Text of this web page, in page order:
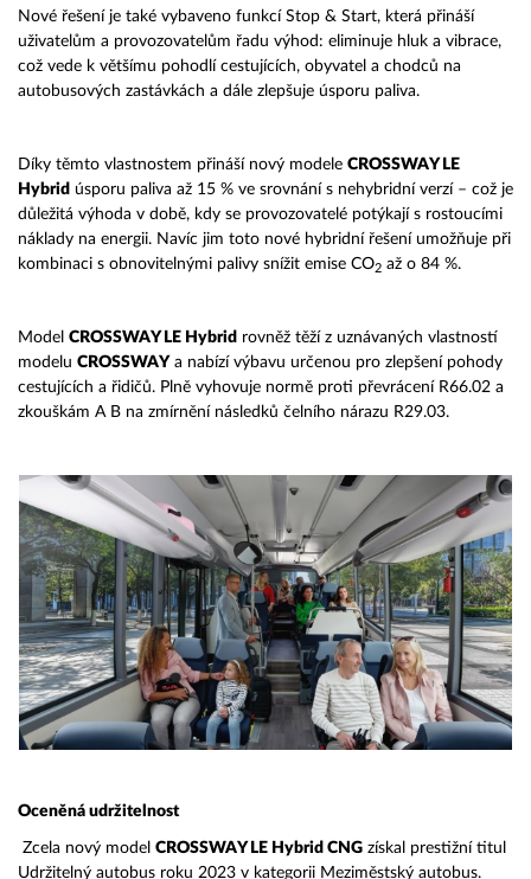
Nové řešení je také vybaveno funkcí Stop & Start, která přináší
uživatelům a provozovatelům řadu výhod: eliminuje hluk a vibrace,
což vede k většímu pohodlí cestujících, obyvatel a chodců na
autobusových zastávkách a dále zlepšuje úsporu paliva.
Díky těmto vlastnostem přináší nový modele CROSSWAY LE
Hybrid úsporu paliva až 15 % ve srovnání s nehybridní verzí – což je
důležitá výhoda v době, kdy se provozovatelé potýkají s rostoucími
náklady na energii. Navíc jim toto nové hybridní řešení umožňuje při
kombinaci s obnovitelnými palivy snížit emise CO2 až o 84 %.
Model CROSSWAY LE Hybrid rovněž těží z uznávaných vlastností
modelu CROSSWAY a nabízí výbavu určenou pro zlepšení pohody
cestujících a řidičů. Plně vyhovuje normě proti převrácení R66.02 a
zkouškám A B na zmírnění následků čelního nárazu R29.03.
Oceněná udržitelnost
Zcela nový model CROSSWAY LE Hybrid CNG získal prestižní titul
Udržitelný autobus roku 2023 v kategorii Meziměstský autobus.